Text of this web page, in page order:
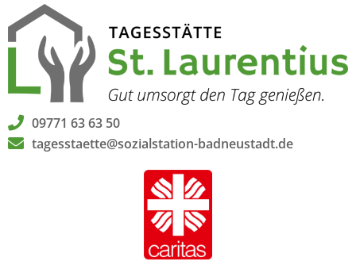
09771 63 63 50
tagesstaette@sozialstation-badneustadt.de